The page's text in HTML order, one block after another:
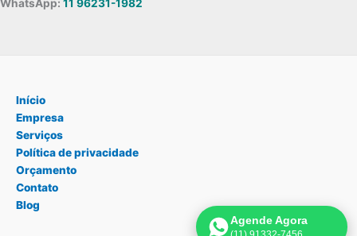
WhatsApp: 11 96231-1982
Início
Empresa
Serviços
Política de privacidade
Orçamento
Contato
Blog
Agende Agora